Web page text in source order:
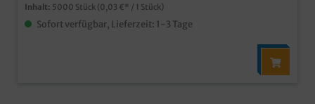
Inhalt: 5000 Stück (0,03 €* / 1 Stück)
Sofort verfügbar, Lieferzeit: 1-3 Tage